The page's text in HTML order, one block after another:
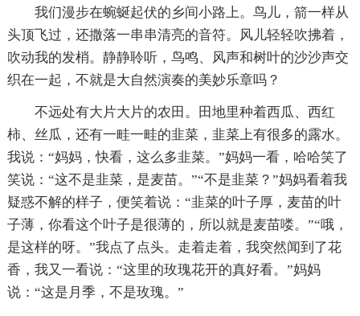
我们漫步在蜿蜒起伏的乡间小路上。鸟儿，箭一样从
头顶飞过，还撒落一串串清亮的音符。风儿轻轻吹拂着，
吹动我的发梢。静静聆听，鸟鸣、风声和树叶的沙沙声交
织在一起，不就是大自然演奏的美妙乐章吗？
不远处有大片大片的农田。田地里种着西瓜、西红
柿、丝瓜，还有一畦一畦的韭菜，韭菜上有很多的露水。
我说：“妈妈，快看，这么多韭菜。”妈妈一看，哈哈笑了
笑说：“这不是韭菜，是麦苗。”“不是韭菜？”妈妈看着我
疑惑不解的样子，便笑着说：“韭菜的叶子厚，麦苗的叶
子薄，你看这个叶子是很薄的，所以就是麦苗喽。”“哦，
是这样的呀。”我点了点头。走着走着，我突然闻到了花
香，我又一看说：“这里的玫瑰花开的真好看。”妈妈
说：“这是月季，不是玫瑰。”